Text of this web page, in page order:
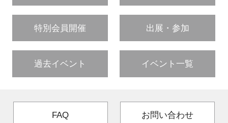
特別会員開催 出展・参加
過去イベント イベント一覧
FAQ お問い合わせ